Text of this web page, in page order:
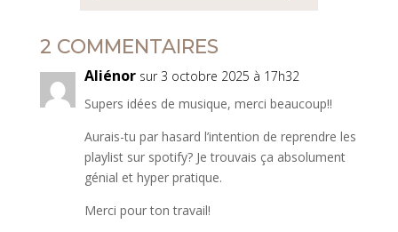
2 COMMENTAIRES
Aliénor sur 3 octobre 2025 à 17h32
Supers idées de musique, merci beaucoup!!
Aurais-tu par hasard l’intention de reprendre les
playlist sur spotify? Je trouvais ça absolument
génial et hyper pratique.
Merci pour ton travail!